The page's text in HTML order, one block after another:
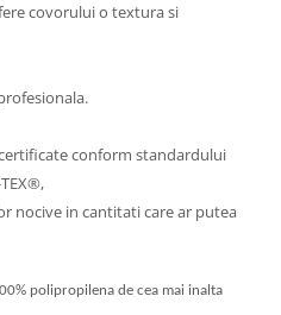
covorului o textura si
conform standardului
nocive in cantitati care ar putea
polipropilena de cea mai inalta